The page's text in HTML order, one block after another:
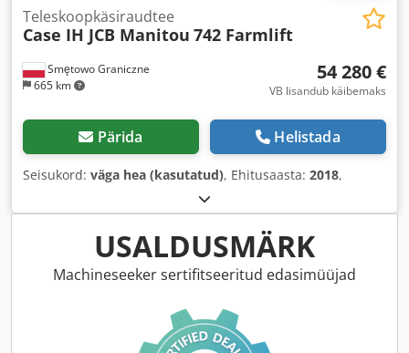
Smętowo Graniczne
665 km
Teleskoopkäsiraudtee
Case IH JCB Manitou 742 Farmlift
54 280 €
VB lisandub käibemaks
Pärida Helistada
Seisukord: väga hea (kasutatud), Ehitusaasta: 2018,
USALDUSMÄRK
Machineseeker sertifitseeritud edasimüüjad